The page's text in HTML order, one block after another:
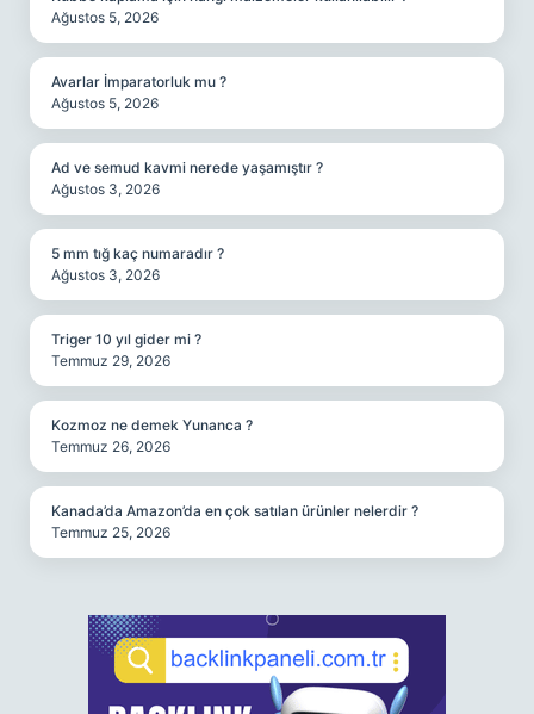
Ağustos 5, 2026
Avarlar İmparatorluk mu ?
Ağustos 5, 2026
Ad ve semud kavmi nerede yaşamıştır ?
Ağustos 3, 2026
5 mm tığ kaç numaradır ?
Ağustos 3, 2026
Triger 10 yıl gider mi ?
Temmuz 29, 2026
Kozmoz ne demek Yunanca ?
Temmuz 26, 2026
Kanada’da Amazon’da en çok satılan ürünler nelerdir ?
Temmuz 25, 2026